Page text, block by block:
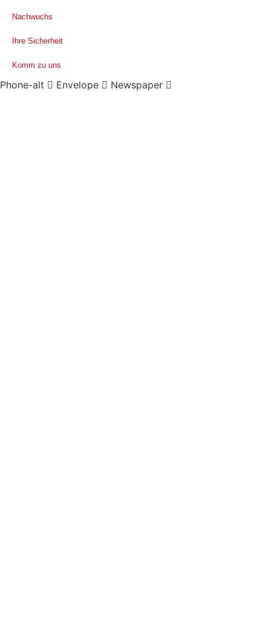
Nachwuchs
Ihre Sicherheit
Komm zu uns
Phone-alt Envelope Newspaper